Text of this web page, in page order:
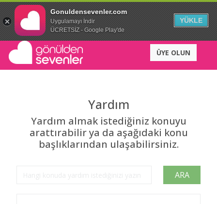
ÜYE OLUN
Yardım
Yardım almak istediğiniz konuyu
arattırabilir ya da aşağıdaki konu
başlıklarından ulaşabilirsiniz.
ARA
Gonuldensevenler.com
Uygulamayı İndir
ÜCRETSİZ - Google Play'de
YÜKLE